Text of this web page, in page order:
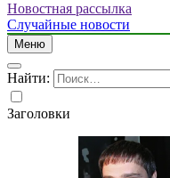
Новостная рассылка
Случайные новости
Меню
Найти:
Заголовки